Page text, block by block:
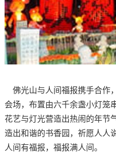
佛光山与人间福报携手合作
会场，布置由六千余盏小灯笼
花艺与灯光营造出热闹的年节
造出和谐的书香园，祈愿人人
人间有福报，福报满人间。